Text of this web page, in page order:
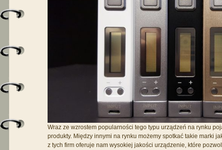
Wraz ze wzrostem popularności tego typu urządzeń na rynku
produkty. Między innymi na rynku możemy spotkać takie marki
z tych firm oferuje nam wysokiej jakości urządzenie, które